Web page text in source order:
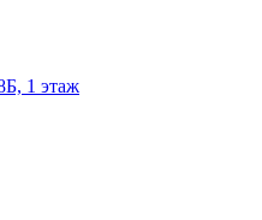
1 этаж